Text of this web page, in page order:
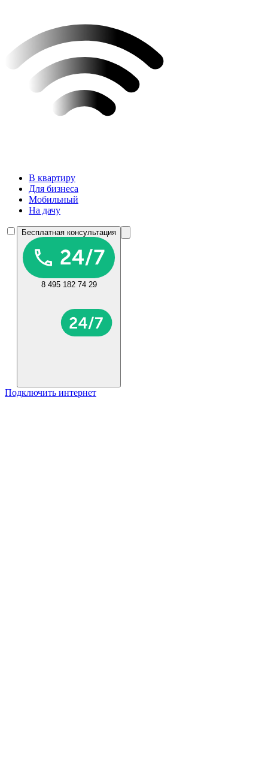
В квартиру
Для бизнеса
Мобильный
На дачу
Бесплатная консультация
8 495 182 74 29
Подключить интернет